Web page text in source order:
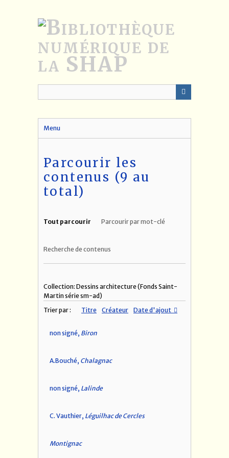
Menu
Parcourir les
contenus (9 au
total)
Tout parcourir Parcourir par mot-clé
Recherche de contenus
Collection: Dessins architecture (Fonds Saint-
Martin série sm-ad)
Trier par :
Titre Créateur Date d'ajout
non signé, Biron
A.Bouché, Chalagnac
non signé, Lalinde
C. Vauthier, Léguilhac de Cercles
Montignac